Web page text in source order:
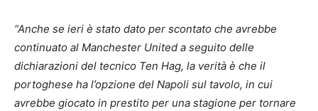
“Anche se ieri è stato dato per scontato che avrebbe
continuato al Manchester United a seguito delle
dichiarazioni del tecnico Ten Hag, la verità è che il
portoghese ha l’opzione del Napoli sul tavolo, in cui
avrebbe giocato in prestito per una stagione per tornare